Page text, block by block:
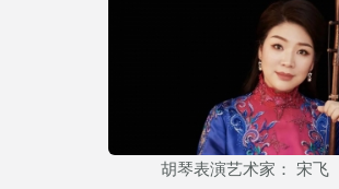
胡琴表演艺术家： 宋飞